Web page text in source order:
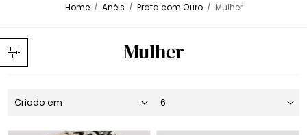
Home / Anéis / Prata com Ouro / Mulher
Mulher